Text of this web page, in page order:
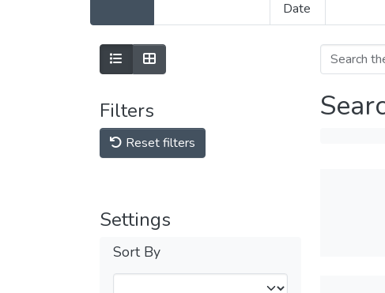
Date
Filters
Reset filters
Settings
Sort By